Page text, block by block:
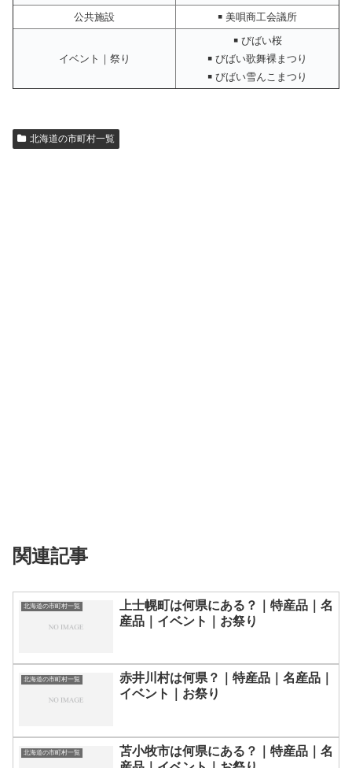
公共施設
￭ 美唄商工会議所
イベント｜祭り
￭ びばい桜
￭ びばい歌舞裸まつり
￭ びばい雪んこまつり
北海道の市町村一覧
関連記事
北海道の市町村一覧
上士幌町は何県にある？｜特産品｜名
産品｜イベント｜お祭り
北海道の市町村一覧
赤井川村は何県？｜特産品｜名産品｜
イベント｜お祭り
北海道の市町村一覧
苫小牧市は何県にある？｜特産品｜名